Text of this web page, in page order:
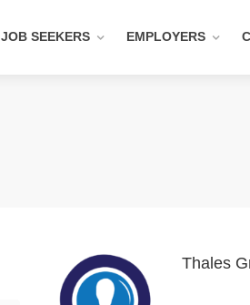
JOB SEEKERS EMPLOYERS
Thales